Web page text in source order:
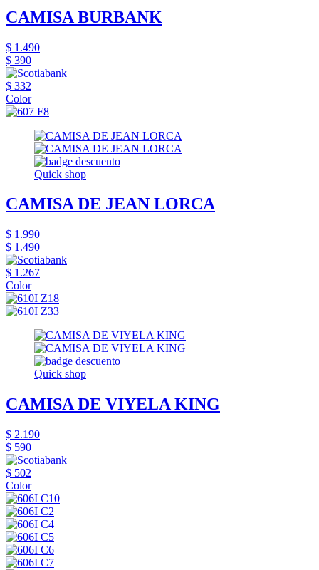
CAMISA BURBANK
$ 1.490
$ 390
$ 332
Color
Quick shop
CAMISA DE JEAN LORCA
$ 1.990
$ 1.490
$ 1.267
Color
Quick shop
CAMISA DE VIYELA KING
$ 2.190
$ 590
$ 502
Color